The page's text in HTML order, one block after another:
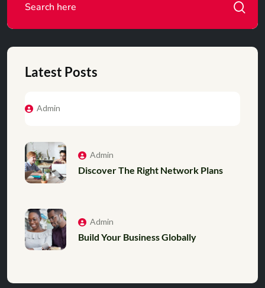
Latest Posts
Admin
Admin
Discover The Right Network Plans
Admin
Build Your Business Globally